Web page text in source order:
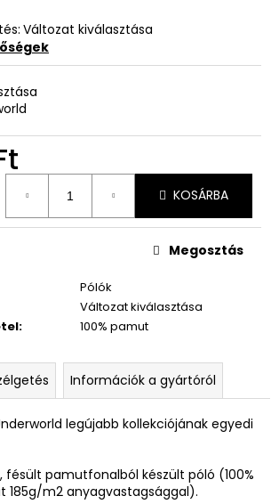
Változat kiválasztása
KOSÁRBA
Pólók
Változat kiválasztása
: 100% pamut
Megosztás
Információk a gyártóról
legújabb kollekciójának egyedi
fésült pamutfonalból készült póló (100%
185g/m2 anyagvastagsággal).